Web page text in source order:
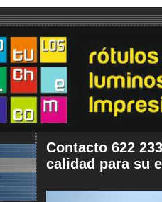
Contacto 622
calidad para su